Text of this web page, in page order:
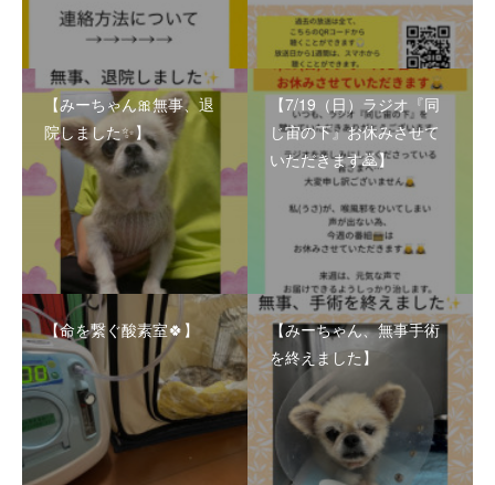
【みーちゃん🎀無事、退
院しました✨】
【7/19（日）ラジオ『同
じ宙の下』お休みさせて
いただきます🙇】
【命を繋ぐ酸素室🍀】
【みーちゃん、無事手術
を終えました】